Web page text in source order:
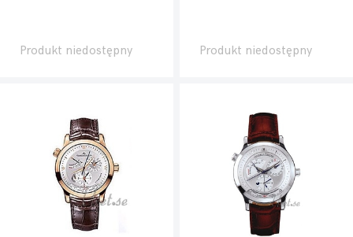
Produkt niedostępny Produkt niedostępny